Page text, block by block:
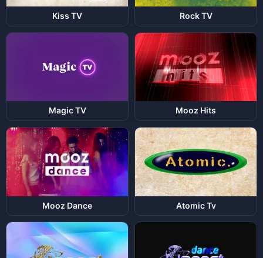
Kiss TV Rock TV
Magic TV Mooz Hits
Mooz Dance Atomic Tv